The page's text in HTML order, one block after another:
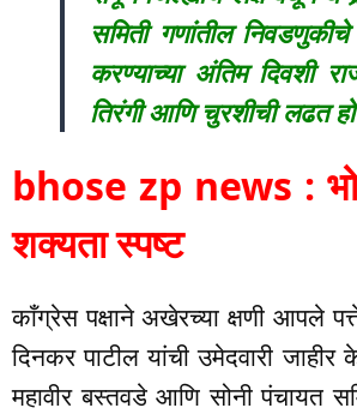
समिती गणांतील
करण्याच्या अंतिम दिवशी
तिरंगी आणि चुरशीची लढत
bhose zp news : भोसे
शक्यता स्पष्ट
काँग्रेस पक्षाने अखेरच्या क्षणी आपले
दिनकर पाटील यांची उमेदवारी
महावीर बस्तवडे आणि सोनी पंचायत